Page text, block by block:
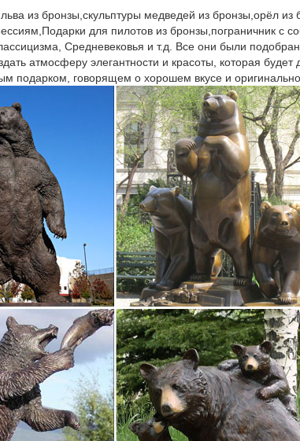
из бронзы,скульптуры медведей из бронзы,орёл
для пилотов из бронзы,пограничник с
Средневековья и т.д. Все они были
атмосферу элегантности и красоты, которая
подарком, говорящем о хорошем вкусе и